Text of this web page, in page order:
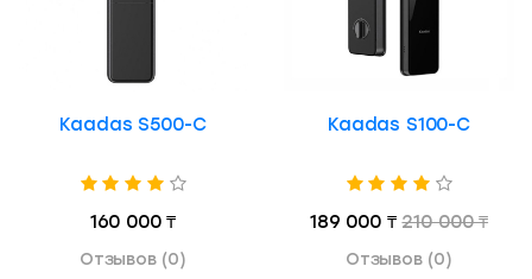
Kaadas S500-C
160 000 ₸
Отзывов (0)
Kaadas S100-C
189 000 ₸210 000 ₸
Отзывов (0)